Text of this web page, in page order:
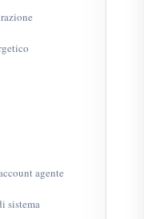
agente
sistema